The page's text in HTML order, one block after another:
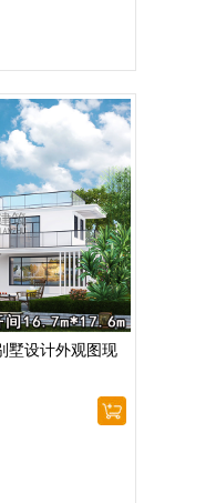
墅设计外观图现